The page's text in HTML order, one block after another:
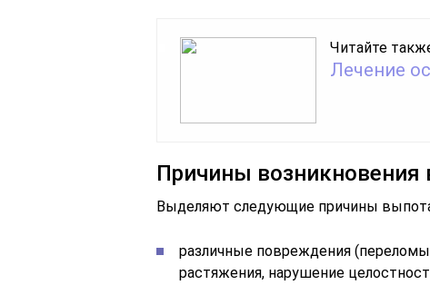
Читайте
Лечение
Причины возникновения
Выделяют следующие причины
различные повреждения
растяжения, нарушение